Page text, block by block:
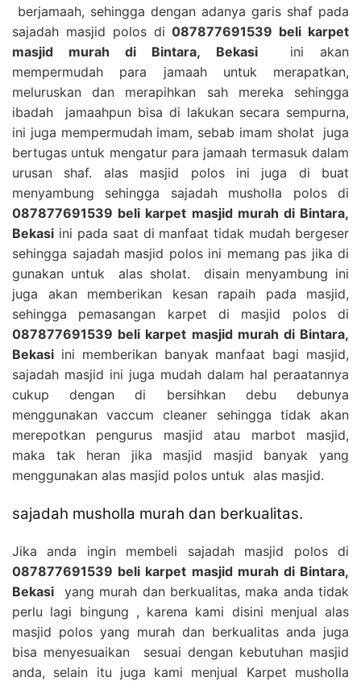
berjamaah, sehingga dengan adanya garis shaf pada
sajadah masjid polos di087877691539 beli karpet
masjid murah di Bintara, Bekasiini akan
mempermudah para jamaah untuk merapatkan,
meluruskan dan merapihkan sah mereka sehingga
ibadah jamaahpun bisa di lakukan secara sempurna,
ini juga mempermudah imam, sebab imam sholat juga
bertugas untuk mengatur para jamaah termasuk dalam
urusan shaf. alas masjid polos ini juga di buat
menyambung sehingga sajadah musholla polos di
087877691539 beli karpet masjid murah di Bintara,
Bekasi ini pada saat di manfaat tidak mudah bergeser
sehingga sajadah masjid polos ini memang pas jika di
gunakan untuk alas sholat. disain menyambung ini
juga akan memberikan kesan rapaih pada masjid,
sehingga pemasangan karpet di masjid polos di
087877691539 beli karpet masjid murah di Bintara,
Bekasi ini memberikan banyak manfaat bagi masjid,
sajadah masjid ini juga mudah dalam hal peraatannya
cukup dengan di bersihkan debu debunya
menggunakan vaccum cleaner sehingga tidak akan
merepotkan pengurus masjid atau marbot masjid,
maka tak heran jika masjid masjid banyak yang
menggunakan alas masjid polos untuk alas masjid.
sajadah musholla murah dan berkualitas.
Jika anda ingin membeli sajadah masjid polos di
087877691539 beli karpet masjid murah di Bintara,
Bekasi yang murah dan berkualitas, maka anda tidak
perlu lagi bingung , karena kami disini menjual alas
masjid polos yang murah dan berkualitas anda juga
bisa menyesuaikan sesuai dengan kebutuhan masjid
anda, selain itu juga kami menjual Karpet musholla